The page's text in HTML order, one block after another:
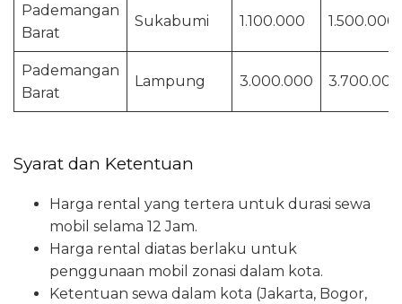
Pademangan
Barat
Sukabumi 1.100.000 1.500.000
Pademangan
Barat
Lampung 3.000.000 3.700.000
Syarat dan Ketentuan
Harga rental yang tertera untuk durasi sewa
mobil selama 12 Jam.
Harga rental diatas berlaku untuk
penggunaan mobil zonasi dalam kota.
Ketentuan sewa dalam kota (Jakarta, Bogor,